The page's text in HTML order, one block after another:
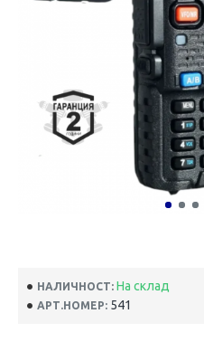
НАЛИЧНОСТ: На склад
АРТ.НОМЕР: 541